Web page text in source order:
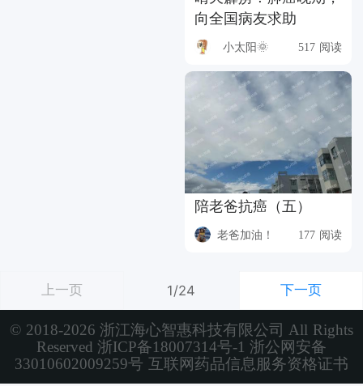
向全国病友求助
小太阳🌞 517 阅读
陪老爸抗癌（五）
老爸加油！ 177 阅读
上一页 1/24 下一页
© 2018-2026 浙江海心智惠科技有限公司 All Rights
Reserved 浙ICP备18007314号-1 浙公网安备
33010602009259号 互联网药品信息服务资格证书